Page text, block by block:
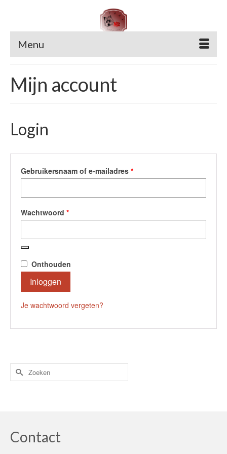
Menu
Mijn account
Login
Gebruikersnaam of e-mailadres *Vereist
Wachtwoord *Vereist
Onthouden
Inloggen
Je wachtwoord vergeten?
Zoek
naar:
Contact